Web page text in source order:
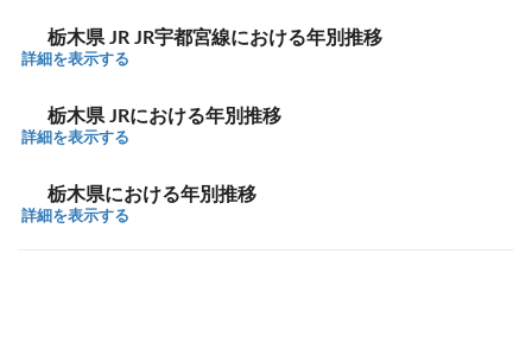
栃木県 JR JR宇都宮線における年別推移
詳細を表示する
栃木県 JRにおける年別推移
詳細を表示する
栃木県における年別推移
詳細を表示する